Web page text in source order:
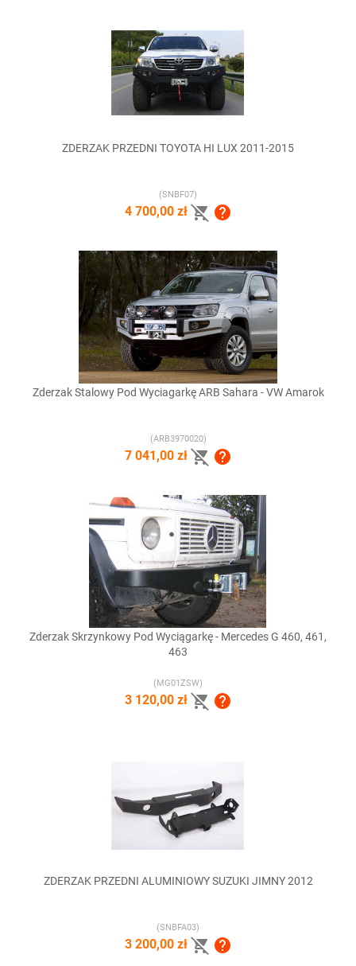
ZDERZAK PRZEDNI TOYOTA HI LUX 2011-2015
(SNBF07)
4 700,00 zł  
Zderzak Stalowy Pod Wyciagarkę ARB Sahara - VW Amarok
(ARB3970020)
7 041,00 zł  
Zderzak Skrzynkowy Pod Wyciągarkę - Mercedes G 460, 461,
463
(MG01ZSW)
3 120,00 zł  
ZDERZAK PRZEDNI ALUMINIOWY SUZUKI JIMNY 2012
(SNBFA03)
3 200,00 zł  